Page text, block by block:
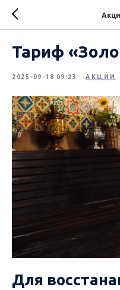
Тариф
2025-09-18 09:23 АКЦИИ
Для